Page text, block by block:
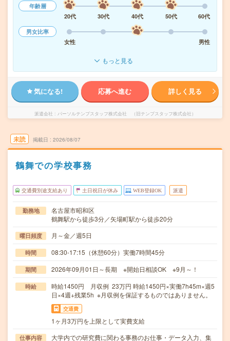
年齢層
20代
30代 40代 50代
60代
男女比率
女性
男性
もっと見る
気になる! 応募へ進む 詳しく見る
派遣会社 パーソルテンプスタッフ株式会社 （旧テンプスタッフ株式会社）
未読 掲載日 2026/08/07
鶴舞での学校事務
交通費別途支給あり 土日祝日が休み WEB登録OK 派遣
勤務地
名古屋市昭和区
鶴舞駅から徒歩3分／矢場町駅から徒歩20分
曜日頻度 月～金／週5日
時間 08:30-17:15（休憩60分）実働7時間45分
期間 2026年09月01日～長期 ※開始日相談OK ※9月～！
時給
時給1450円 月収例 23万円 時給1450円×実働7h45m×週5
日×4週+残業5h ※月収例を保証するものではありません。
交通費
1ヶ月3万円を上限として実費支給
仕事内容
大学内での研究費に関わる事務のお仕事・データ入力、集